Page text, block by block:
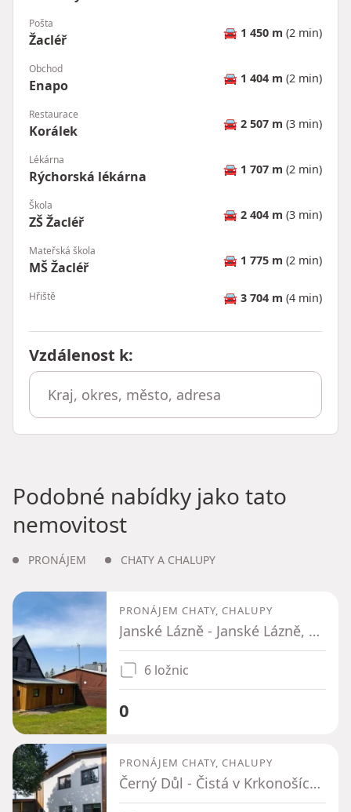
Pošta
Žacléř 🚘 1 450 m (2 min)
Obchod
Enapo 🚘 1 404 m (2 min)
Restaurace
Korálek 🚘 2 507 m (3 min)
Lékárna
Rýchorská lékárna 🚘 1 707 m (2 min)
Škola
ZŠ Žacléř 🚘 2 404 m (3 min)
Mateřská škola
MŠ Žacléř 🚘 1 775 m (2 min)
Hřiště 🚘 3 704 m (4 min)
Vzdálenost k:
Podobné nabídky jako tato
nemovitost
PRONÁJEM CHATY A CHALUPY
PRONÁJEM CHATY, CHALUPY
Janské Lázně - Janské Lázně, Královéhradecký kraj
6 ložnic
0
PRONÁJEM CHATY, CHALUPY
Černý Důl - Čistá v Krkonoších, Královéhradecký kraj